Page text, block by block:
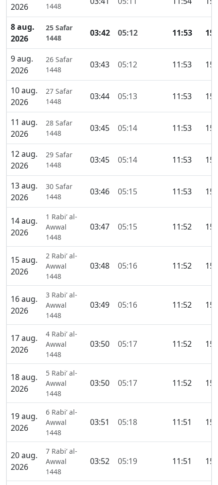
2026
1448
8 aug.
2026
25 Safar
1448
03:42 05:12 11:53
9 aug.
2026
26 Safar
1448
03:43 05:12 11:53
10 aug.
2026
27 Safar
1448
03:44 05:13 11:53
11 aug.
2026
28 Safar
1448
03:45 05:14 11:53
12 aug.
2026
29 Safar
1448
03:45 05:14 11:53
13 aug.
2026
30 Safar
1448
03:46 05:15 11:53
14 aug.
2026
1 Rabi’ al-
Awwal
1448
03:47 05:15 11:52
15 aug.
2026
2 Rabi’ al-
Awwal
1448
03:48 05:16 11:52
16 aug.
2026
3 Rabi’ al-
Awwal
1448
03:49 05:16 11:52
17 aug.
2026
4 Rabi’ al-
Awwal
1448
03:50 05:17 11:52
18 aug.
2026
5 Rabi’ al-
Awwal
1448
03:50 05:17 11:52
19 aug.
2026
6 Rabi’ al-
Awwal
1448
03:51 05:18 11:51
20 aug.
2026
7 Rabi’ al-
Awwal
1448
03:52 05:19 11:51